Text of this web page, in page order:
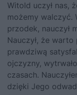
Witold uczył nas,
możemy walczyć.
przodek, nauczył
Nauczył, że
prawdziwą
ojczyzny,
czasach.
dzięki Jego